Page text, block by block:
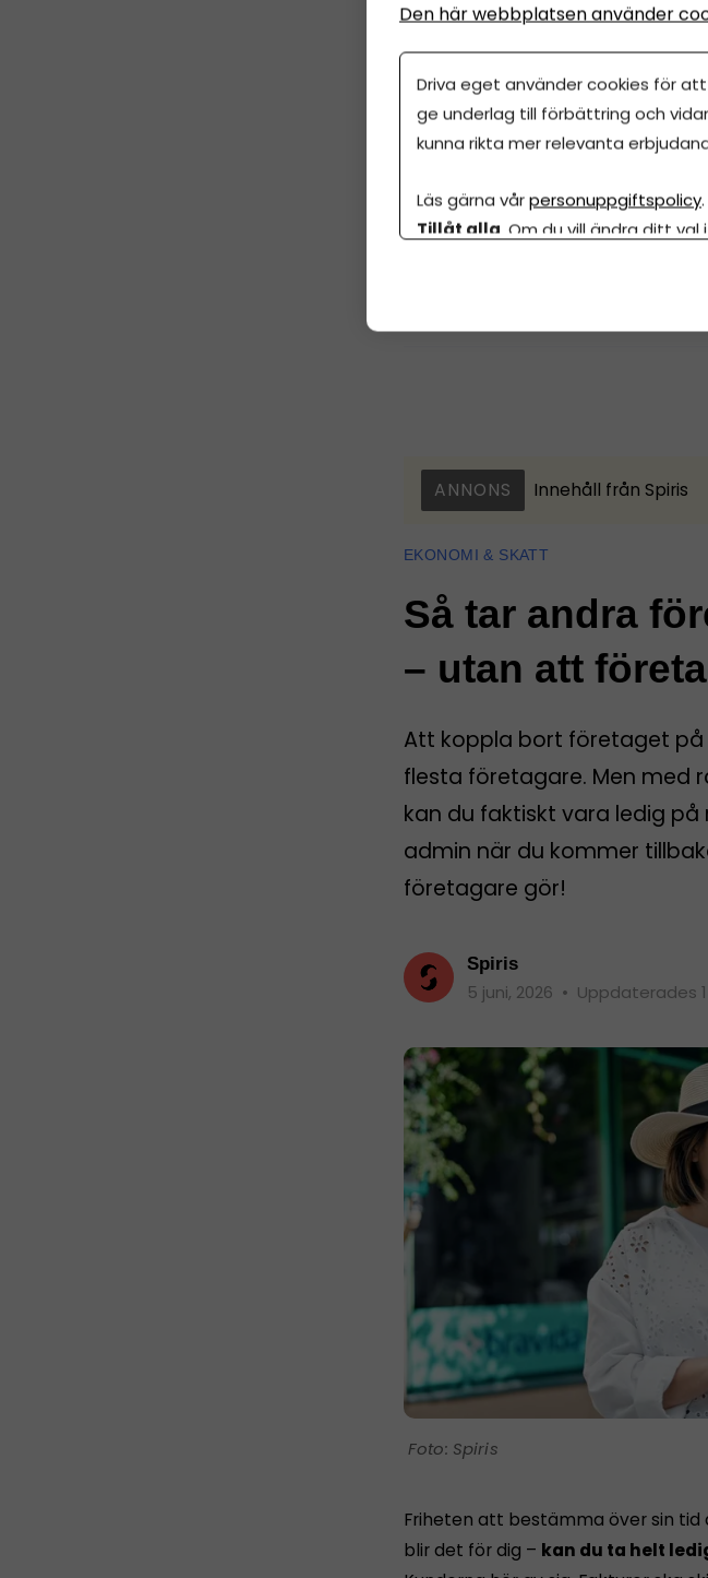
På bilden syns Jenny Claesson och
ANNONS Innehåll från Spiris
EKONOMI & SKATT
Så tar andra
– utan att
Att koppla bort företaget
flesta företagare. Men med
kan du faktiskt vara ledig
admin när du kommer
företagare gör!
Spiris
5 juni, 2026 • Uppdaterades
Spiris
Friheten att bestämma över sin
blir det för dig – kan du ta helt
Den här webbplatsen använder
Driva eget använder cookies för
ge underlag till förbättring och
kunna rikta mer relevanta
Läs gärna vårpersonuppgiftspolicy
Tillåt alla . Om du vill ändra ditt